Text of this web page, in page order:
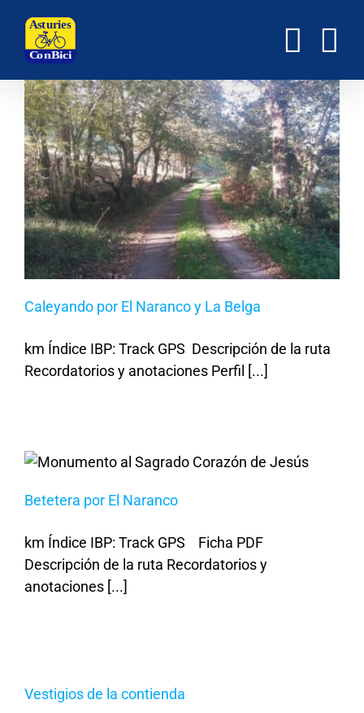
contenido
Caleyando por El Naranco y La Belga
km Índice IBP: Track GPS Descripción de la ruta
Recordatorios y anotaciones Perfil [...]
Betetera por El Naranco
km Índice IBP: Track GPS Ficha PDF
Descripción de la ruta Recordatorios y
anotaciones [...]
Vestigios de la contienda